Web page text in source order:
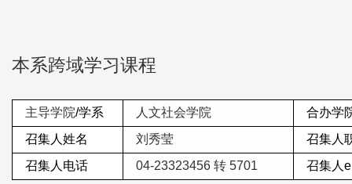
本系跨域学习课程
主导学院/学系 人文社会学院
合办学
召集人姓名
刘秀莹
召集人
召集人电话
04-23323456 转 5701 召集人